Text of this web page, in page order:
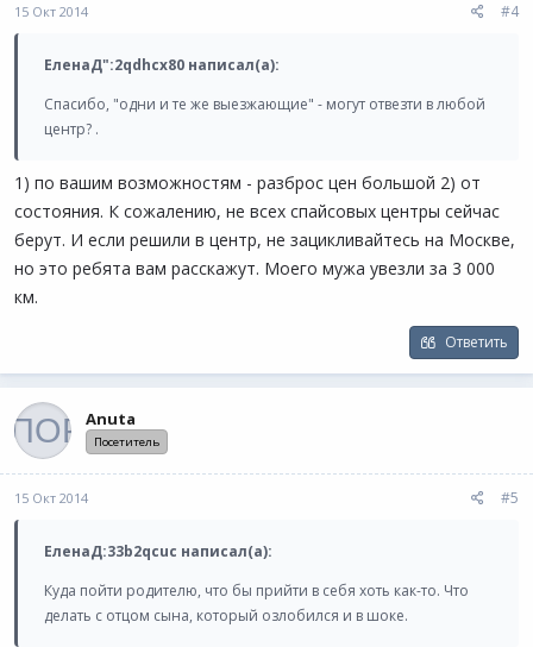
15 Окт 2014 #4
ЕленаД":2qdhcx80 написал(а):
Спасибо, "одни и те же выезжающие" - могут отвезти в любой
центр? .
1) по вашим возможностям - разброс цен большой 2) от
состояния. К сожалению, не всех спайсовых центры сейчас
берут. И если решили в центр, не зацикливайтесь на Москве,
но это ребята вам расскажут. Моего мужа увезли за 3 000
км.
Ответить
Anuta
Посетитель
15 Окт 2014 #5
ЕленаД:33b2qcuc написал(а):
Куда пойти родителю, что бы прийти в себя хоть как-то. Что
делать с отцом сына, который озлобился и в шоке.